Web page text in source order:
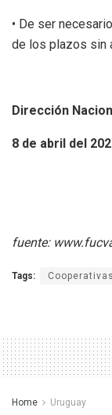
• De ser
de los plazos sin
Dirección
8 de abril del
fuente:
Tags: Cooperativas
Home Uruguay